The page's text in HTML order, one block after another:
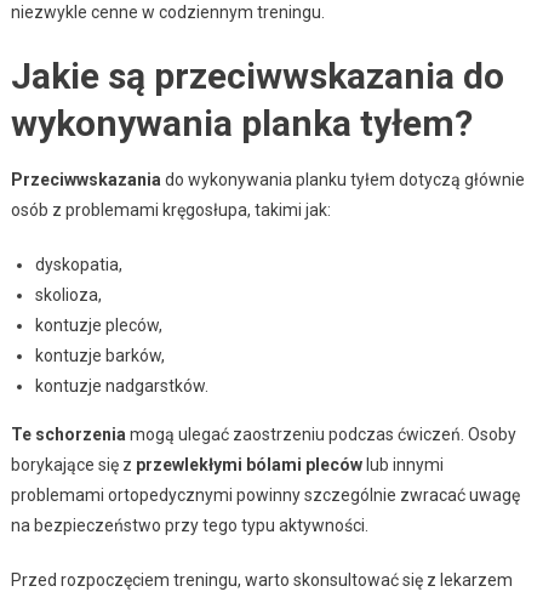
niezwykle cenne w codziennym treningu.
Jakie są przeciwwskazania do
wykonywania planka tyłem?
Przeciwwskazania do wykonywania planku tyłem dotyczą głównie
osób z problemami kręgosłupa, takimi jak:
dyskopatia,
skolioza,
kontuzje pleców,
kontuzje barków,
kontuzje nadgarstków.
Te schorzenia mogą ulegać zaostrzeniu podczas ćwiczeń. Osoby
borykające się z przewlekłymi bólami plecówlub innymi
problemami ortopedycznymi powinny szczególnie zwracać uwagę
na bezpieczeństwo przy tego typu aktywności.
Przed rozpoczęciem treningu, warto skonsultować się z lekarzem